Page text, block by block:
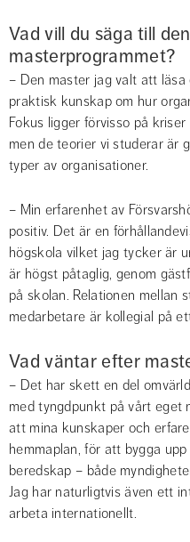
Vad vill du säga till
masterprogrammet?
– Den master jag valt att
praktisk kunskap om hur
Fokus ligger förvisso på
men de teorier vi studerar är
typer av organisationer.
– Min erfarenhet av
positiv. Det är en
högskola vilket jag tycker är
är högst påtaglig, genom
på skolan. Relationen mellan
medarbetare är kollegial på
Vad väntar efter
– Det har skett en del
med tyngdpunkt på vårt eget
att mina kunskaper och
hemmaplan, för att bygga
beredskap – både
Jag har naturligtvis även ett
arbeta internationellt.